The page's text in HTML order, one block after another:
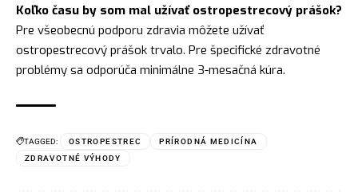
Koľko času by som mal užívať ostropestrecový prášok?
Pre všeobecnú podporu zdravia môžete užívať
ostropestrecový prášok trvalo. Pre špecifické zdravotné
problémy sa odporúča minimálne 3-mesačná kúra.
TAGGED: OSTROPESTREC
PRÍRODNÁ MEDICÍNA
ZDRAVOTNÉ VÝHODY